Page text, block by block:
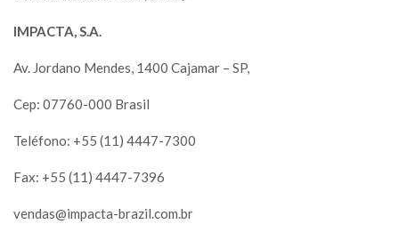
IMPACTA, S.A.
Av. Jordano Mendes, 1400 Cajamar – SP,
Cep: 07760-000 Brasil
Teléfono: +55 (11) 4447-7300
Fax: +55 (11) 4447-7396
vendas@impacta-brazil.com.br